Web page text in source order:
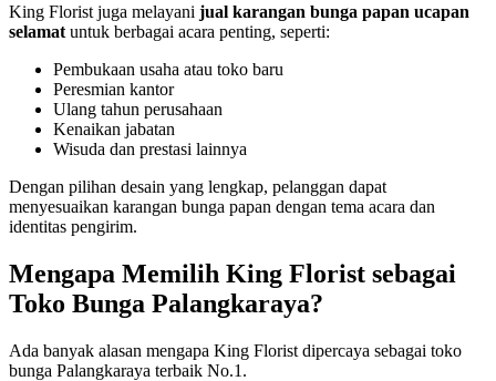
King Florist juga melayani jual karangan bunga papan ucapan
selamat untuk berbagai acara penting, seperti:
Pembukaan usaha atau toko baru
Peresmian kantor
Ulang tahun perusahaan
Kenaikan jabatan
Wisuda dan prestasi lainnya
Dengan pilihan desain yang lengkap, pelanggan dapat
menyesuaikan karangan bunga papan dengan tema acara dan
identitas pengirim.
Mengapa Memilih King Florist sebagai
Toko Bunga Palangkaraya?
Ada banyak alasan mengapa King Florist dipercaya sebagai toko
bunga Palangkaraya terbaik No.1.